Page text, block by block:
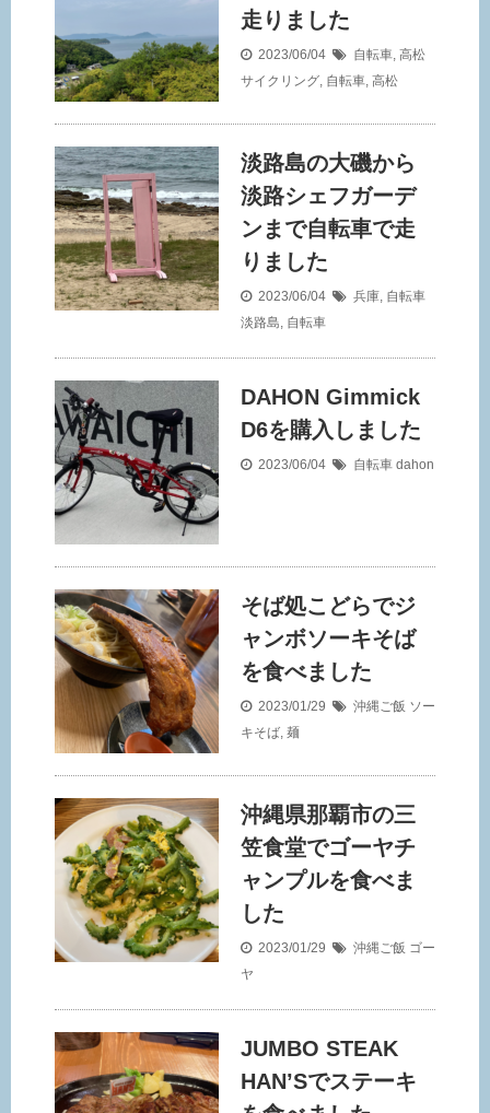
走りました
2023/06/04 自転車, 高松
サイクリング, 自転車, 高松
淡路島の大磯から
淡路シェフガーデ
ンまで自転車で走
りました
2023/06/04 兵庫, 自転車
淡路島, 自転車
DAHON Gimmick
D6を購入しました
2023/06/04 自転車 dahon
そば処こどらでジ
ャンボソーキそば
を食べました
2023/01/29 沖縄ご飯 ソー
キそば, 麺
沖縄県那覇市の三
笠食堂でゴーヤチ
ャンプルを食べま
した
2023/01/29 沖縄ご飯 ゴー
ヤ
JUMBO STEAK
HAN’Sでステーキ